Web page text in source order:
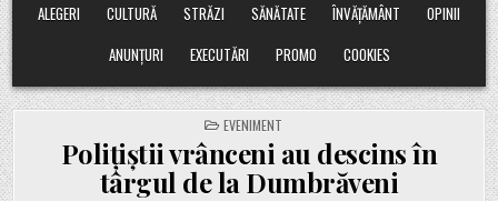
ALEGERI
CULTURĂ STRĂZI SĂNĂTATE ÎNVĂȚĂMÂNT
OPINII
ANUNȚURI
EXECUTĂRI PROMO COOKIES
POSTED
IN
EVENIMENT
Polițiștii vrânceni au descins în
târgul de la Dumbrăveni